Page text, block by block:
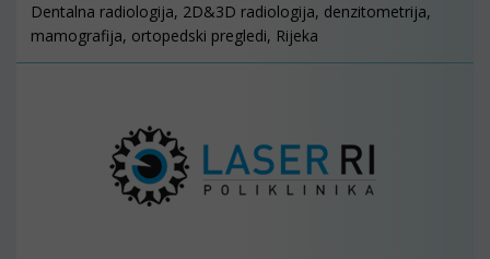
Dentalna radiologija, 2D&3D radiologija, denzitometrija,
mamografija, ortopedski pregledi, Rijeka